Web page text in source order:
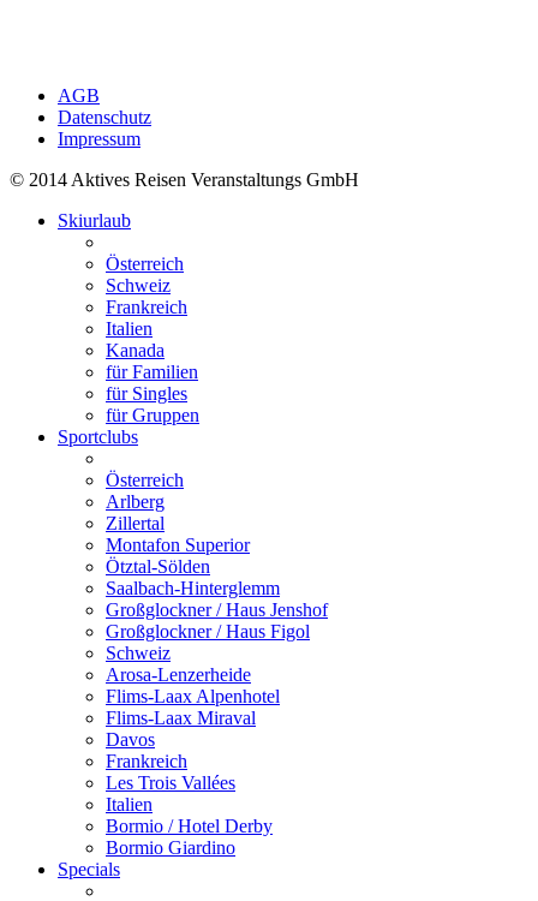
AGB
Datenschutz
Impressum
© 2014 Aktives Reisen Veranstaltungs GmbH
Skiurlaub
Österreich
Schweiz
Frankreich
Italien
Kanada
für Familien
für Singles
für Gruppen
Sportclubs
Österreich
Arlberg
Zillertal
Montafon Superior
Ötztal-Sölden
Saalbach-Hinterglemm
Großglockner / Haus Jenshof
Großglockner / Haus Figol
Schweiz
Arosa-Lenzerheide
Flims-Laax Alpenhotel
Flims-Laax Miraval
Davos
Frankreich
Les Trois Vallées
Italien
Bormio / Hotel Derby
Bormio Giardino
Specials